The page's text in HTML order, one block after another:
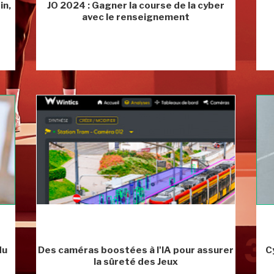
JO 2024 : Gagner la course de la cyber
avec le renseignement
Des caméras boostées à l'IA pour assurer
la sûreté des Jeux